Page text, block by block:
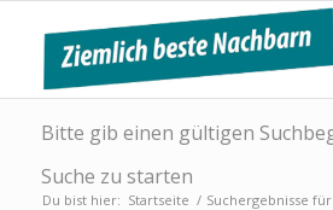
Bitte gib einen gültigen
Suche zu starten
Du bist hier: Startseite / Suchergebnisse